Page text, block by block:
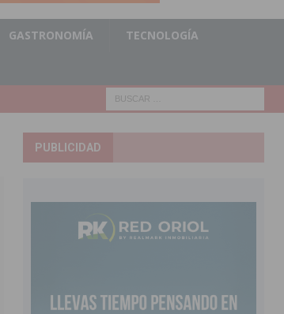
GASTRONOMÍA TECNOLOGÍA
PUBLICIDAD